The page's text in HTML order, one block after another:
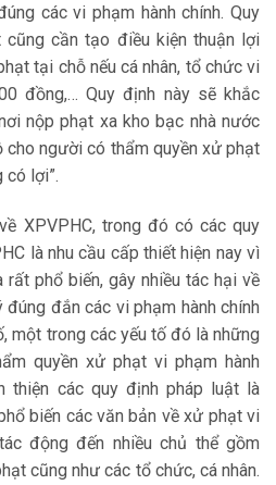
các vi phạm hành chính. Quy
cần tạo điều kiện thuận lợi
tại chỗ nếu cá nhân, tổ chức vi
đồng,… Quy định này sẽ khắc
nộp phạt xa kho bạc nhà nước
người có thẩm quyền xử phạt
có lợi”.
XPVPHC, trong đó có các quy
là nhu cầu cấp thiết hiện nay vì
rất phổ biến, gây nhiều tác hại về
đắn các vi phạm hành chính
một trong các yếu tố đó là những
quyền xử phạt vi phạm hành
thiện các quy định pháp luật là
biến các văn bản về xử phạt vi
động đến nhiều chủ thể gồm
cũng như các tổ chức, cá nhân.